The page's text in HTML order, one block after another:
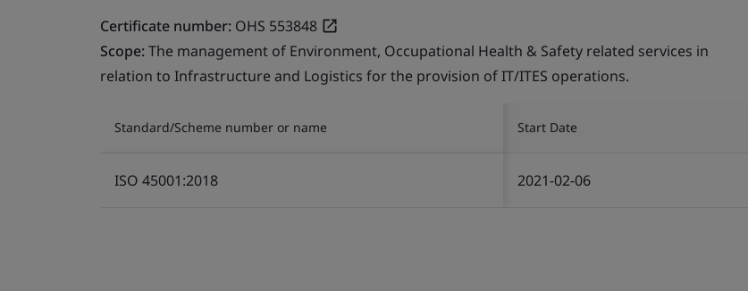
Certificate number: OHS 553848
Scope:The management of Environment, Occupational Health & Safety related services in
relation to Infrastructure and Logistics for the provision of IT/ITES operations.
Standard/Scheme number or name Start Date
ISO 45001:2018 2021-02-06